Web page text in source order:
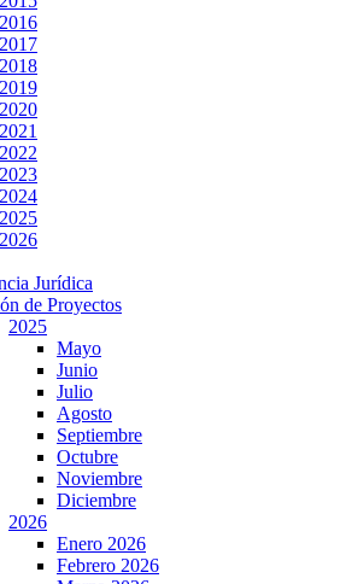
Jurídica
de Proyectos
2025
Mayo
Junio
Julio
Agosto
Septiembre
Octubre
Noviembre
Diciembre
2026
Enero 2026
Febrero 2026